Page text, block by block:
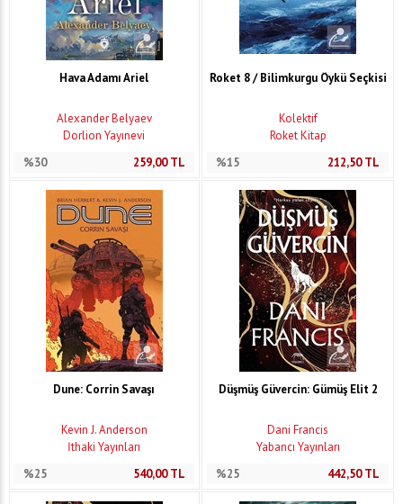
Hava Adamı Ariel
Alexander Belyaev
Dorlion Yayınevi
%30
259,00TL
Roket 8 / Bilimkurgu Öykü Seçkisi
Kolektif
Roket Kitap
%15
212,50TL
Dune: Corrin Savaşı
Kevin J. Anderson
İthaki Yayınları
%25
540,00TL
Düşmüş Güvercin: Gümüş Elit 2
Dani Francis
Yabancı Yayınları
%25
442,50TL